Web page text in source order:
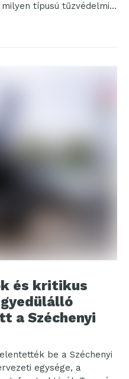
típusú tűzvédelmi
és kritikus
a Széchenyi
be a Széchenyi
egysége, a